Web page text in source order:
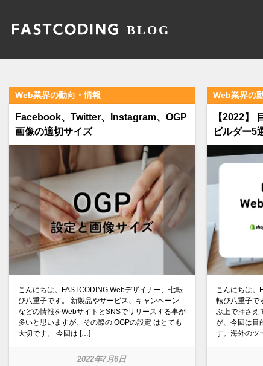
Web業界の動向・情報
Facebook、Twitter、Instagram、OGP
画像の適切サイズ
こんにちは。FASTCODING Webデザイナー、七転
び八重子です。 新製品やサービス、キャンペーン
などの情報をWebサイトとSNSでリリースする事が
多いと思いますが、その際の OGPの設定 はとても
大切です。 今回は […]
2022年7月6日
Web業界の
【2022】
ビルダー5
こんにちは。
転び八重子で
ぶ上で押さえ
が、今回は目
す。海外のツ